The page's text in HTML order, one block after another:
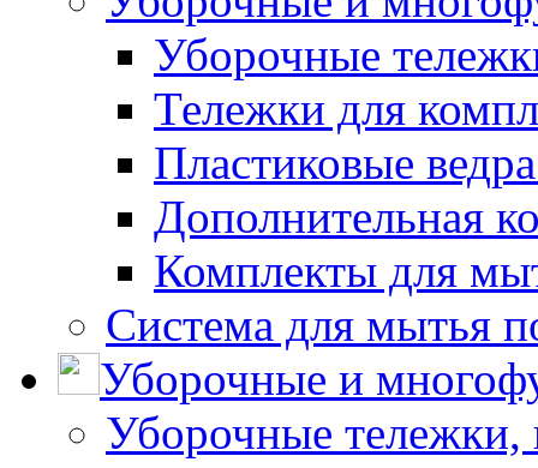
Уборочные
Тележки для
Пластиковые
Дополнительная
Комплекты для
Система для мытья
Уборочные и
Уборочные тележки,